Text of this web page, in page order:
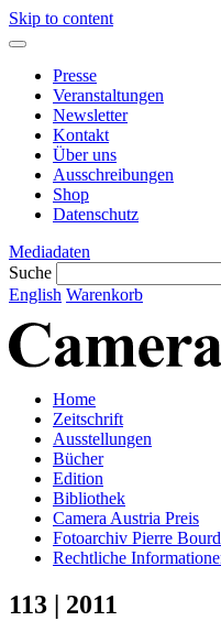
Skip to content
Presse
Veranstaltungen
Newsletter
Kontakt
Über uns
Ausschreibungen
Shop
Datenschutz
Mediadaten
Suche
English Warenkorb
Home
Zeitschrift
Ausstellungen
Bücher
Edition
Bibliothek
Camera Austria Preis
Fotoarchiv Pierre
Rechtliche
113 | 2011